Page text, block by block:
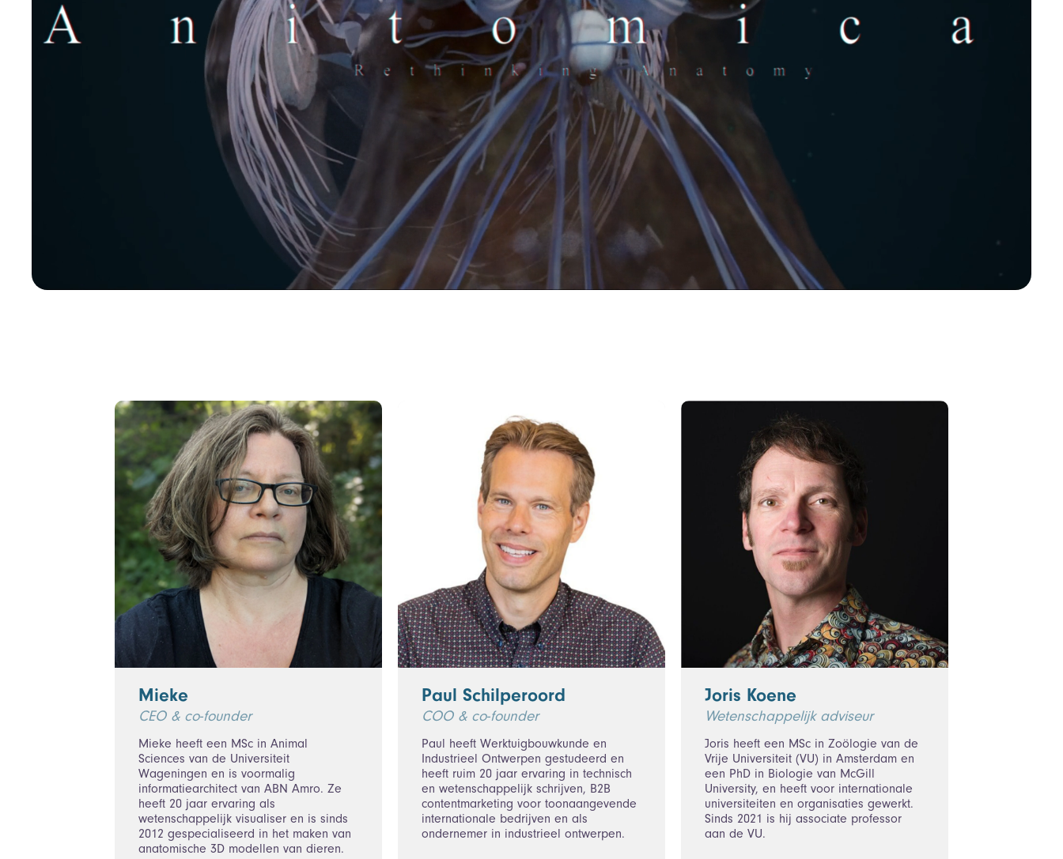
Mieke
CEO & co-founder
Mieke heeft een MSc in Animal
Sciences van de Universiteit
Wageningen en is voormalig
informatiearchitect van ABN Amro. Ze
heeft 20 jaar ervaring als
wetenschappelijk visualiser en is sinds
2012 gespecialiseerd in het maken van
anatomische 3D modellen van dieren.
Paul Schilperoord
COO & co-founder
Paul heeft Werktuigbouwkunde en
Industrieel Ontwerpen gestudeerd en
heeft ruim 20 jaar ervaring in technisch
en wetenschappelijk schrijven, B2B
contentmarketing voor toonaangevende
internationale bedrijven en als
ondernemer in industrieel ontwerpen.
Joris Koene
Wetenschappelijk adviseur
Joris heeft een MSc in Zoölogie van de
Vrije Universiteit (VU) in Amsterdam en
een PhD in Biologie van McGill
University, en heeft voor internationale
universiteiten en organisaties gewerkt.
Sinds 2021 is hij associate professor
aan de VU.